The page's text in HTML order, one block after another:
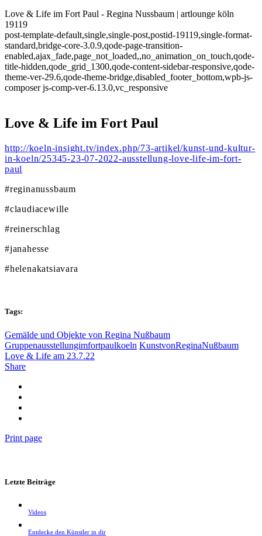
Love & Life im Fort Paul - Regina Nussbaum | artlounge köln
19119
post-template-default,single,single-post,postid-19119,single-format-
standard,bridge-core-3.0.9,qode-page-transition-
enabled,ajax_fade,page_not_loaded,,no_animation_on_touch,qode-
title-hidden,qode_grid_1300,qode-content-sidebar-responsive,qode-
theme-ver-29.6,qode-theme-bridge,disabled_footer_bottom,wpb-js-
composer js-comp-ver-6.13.0,vc_responsive
Love & Life im Fort Paul
http://koeln-insight.tv/index.php/73-artikel/kunst-und-kultur-
in-koeln/25345-23-07-2022-ausstellung-love-life-im-fort-
paul
#reginanussbaum
#claudiacewille
#reinerschlag
#janahesse
#helenakatsiavara
Tags:
Gemälde und Objekte von Regina Nußbaum
Gruppenausstellungimfortpaulkoeln KunstvonReginaNußbaum
Love & Life am 23.7.22
Share
Print page
Letzte Beiträge
Videos
Entdecke den Künstler in dir